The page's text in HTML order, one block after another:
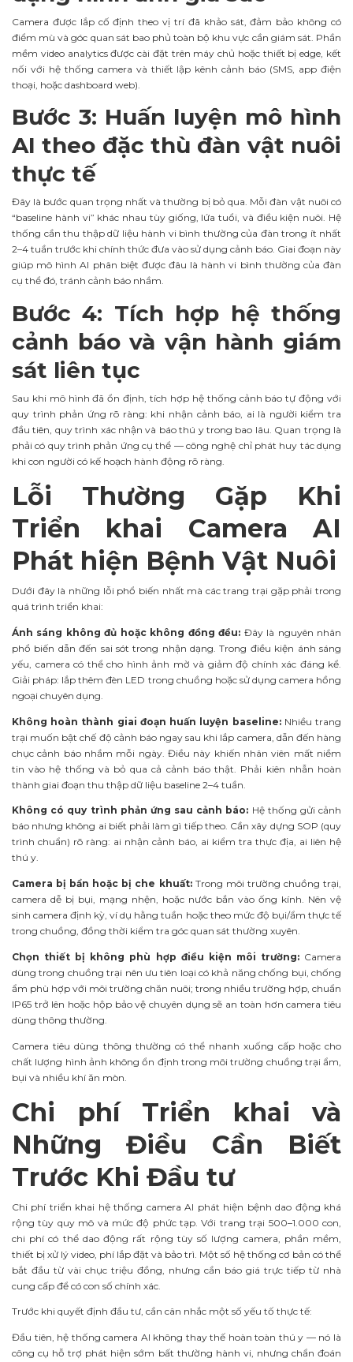
Camera được lắp cố định theo vị trí đã khảo sát, đảm bảo không có
điểm mù và góc quan sát bao phủ toàn bộ khu vực cần giám sát. Phần
mềm video analytics được cài đặt trên máy chủ hoặc thiết bị edge, kết
nối với hệ thống camera và thiết lập kênh cảnh báo (SMS, app điện
thoại, hoặc dashboard web).
Bước 3: Huấn luyện mô hình
AI theo đặc thù đàn vật nuôi
thực tế
Đây là bước quan trọng nhất và thường bị bỏ qua. Mỗi đàn vật nuôi có
“baseline hành vi” khác nhau tùy giống, lứa tuổi, và điều kiện nuôi. Hệ
thống cần thu thập dữ liệu hành vi bình thường của đàn trong ít nhất
2–4 tuần trước khi chính thức đưa vào sử dụng cảnh báo. Giai đoạn này
giúp mô hình AI phân biệt được đâu là hành vi bình thường của đàn
cụ thể đó, tránh cảnh báo nhầm.
Bước 4: Tích hợp hệ thống
cảnh báo và vận hành giám
sát liên tục
Sau khi mô hình đã ổn định, tích hợp hệ thống cảnh báo tự động với
quy trình phản ứng rõ ràng: khi nhận cảnh báo, ai là người kiểm tra
đầu tiên, quy trình xác nhận và báo thú y trong bao lâu. Quan trọng là
phải có quy trình phản ứng cụ thể — công nghệ chỉ phát huy tác dụng
khi con người có kế hoạch hành động rõ ràng.
Lỗi Thường Gặp Khi
Triển khai Camera AI
Phát hiện Bệnh Vật Nuôi
Dưới đây là những lỗi phổ biến nhất mà các trang trại gặp phải trong
quá trình triển khai:
Ánh sáng không đủ hoặc không đồng đều: Đây là nguyên nhân
phổ biến dẫn đến sai sót trong nhận dạng. Trong điều kiện ánh sáng
yếu, camera có thể cho hình ảnh mờ và giảm độ chính xác đáng kể.
Giải pháp: lắp thêm đèn LED trong chuồng hoặc sử dụng camera hồng
ngoại chuyên dụng.
Không hoàn thành giai đoạn huấn luyện baseline:Nhiều trang
trại muốn bật chế độ cảnh báo ngay sau khi lắp camera, dẫn đến hàng
chục cảnh báo nhầm mỗi ngày. Điều này khiến nhân viên mất niềm
tin vào hệ thống và bỏ qua cả cảnh báo thật. Phải kiên nhẫn hoàn
thành giai đoạn thu thập dữ liệu baseline 2–4 tuần.
Không có quy trình phản ứng sau cảnh báo: Hệ thống gửi cảnh
báo nhưng không ai biết phải làm gì tiếp theo. Cần xây dựng SOP (quy
trình chuẩn) rõ ràng: ai nhận cảnh báo, ai kiểm tra thực địa, ai liên hệ
thú y.
Camera bị bẩn hoặc bị che khuất:Trong môi trường chuồng trại,
camera dễ bị bụi, mạng nhện, hoặc nước bắn vào ống kính. Nên vệ
sinh camera định kỳ, ví dụ hằng tuần hoặc theo mức độ bụi/ẩm thực tế
trong chuồng, đồng thời kiểm tra góc quan sát thường xuyên.
Chọn thiết bị không phù hợp điều kiện môi trường:Camera
dùng trong chuồng trại nên ưu tiên loại có khả năng chống bụi, chống
ẩm phù hợp với môi trường chăn nuôi; trong nhiều trường hợp, chuẩn
IP65 trở lên hoặc hộp bảo vệ chuyên dụng sẽ an toàn hơn camera tiêu
dùng thông thường.
Camera tiêu dùng thông thường có thể nhanh xuống cấp hoặc cho
chất lượng hình ảnh không ổn định trong môi trường chuồng trại ẩm,
bụi và nhiều khí ăn mòn.
Chi phí Triển khai và
Những Điều Cần Biết
Trước Khi Đầu tư
Chi phí triển khai hệ thống camera AI phát hiện bệnh dao động khá
rộng tùy quy mô và mức độ phức tạp. Với trang trại 500–1.000 con,
chi phí có thể dao động rất rộng tùy số lượng camera, phần mềm,
thiết bị xử lý video, phí lắp đặt và bảo trì. Một số hệ thống cơ bản có thể
bắt đầu từ vài chục triệu đồng, nhưng cần báo giá trực tiếp từ nhà
cung cấp để có con số chính xác.
Trước khi quyết định đầu tư, cần cân nhắc một số yếu tố thực tế:
Đầu tiên, hệ thống camera AI không thay thế hoàn toàn thú y — nó là
công cụ hỗ trợ phát hiện sớm bất thường hành vi, nhưng chẩn đoán